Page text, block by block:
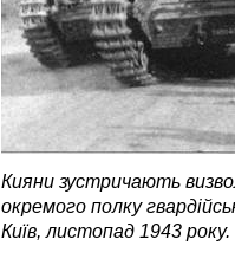
Кияни зустричають
окремого полку
Київ, листопад 1943 року.